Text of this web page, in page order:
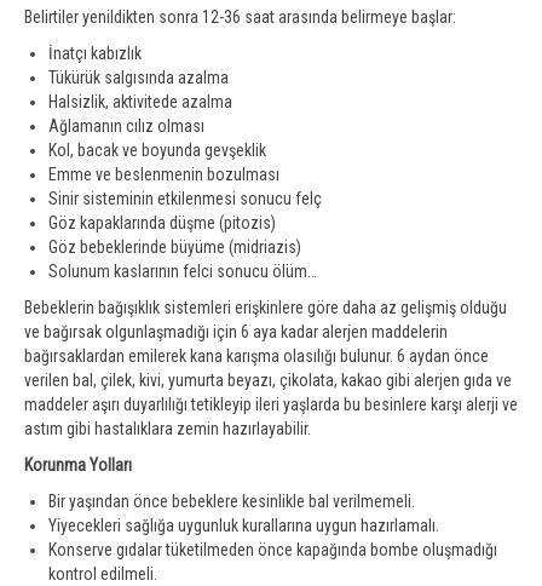
Belirtiler yenildikten sonra 12-36 saat arasında belirmeye başlar:
İnatçı kabızlık
Tükürük salgısında azalma
Halsizlik, aktivitede azalma
Ağlamanın cılız olması
Kol, bacak ve boyunda gevşeklik
Emme ve beslenmenin bozulması
Sinir sisteminin etkilenmesi sonucu felç
Göz kapaklarında düşme (pitozis)
Göz bebeklerinde büyüme (midriazis)
Solunum kaslarının felci sonucu ölüm…
Bebeklerin bağışıklık sistemleri erişkinlere göre daha az gelişmiş olduğu
ve bağırsak olgunlaşmadığı için 6 aya kadar alerjen maddelerin
bağırsaklardan emilerek kana karışma olasılığı bulunur. 6 aydan önce
verilen bal, çilek, kivi, yumurta beyazı, çikolata, kakao gibi alerjen gıda ve
maddeler aşırı duyarlılığı tetikleyip ileri yaşlarda bu besinlere karşı alerji ve
astım gibi hastalıklara zemin hazırlayabilir.
Korunma Yolları
Bir yaşından önce bebeklere kesinlikle bal verilmemeli.
Yiyecekleri sağlığa uygunluk kurallarına uygun hazırlamalı.
Konserve gıdalar tüketilmeden önce kapağında bombe oluşmadığı
kontrol edilmeli.